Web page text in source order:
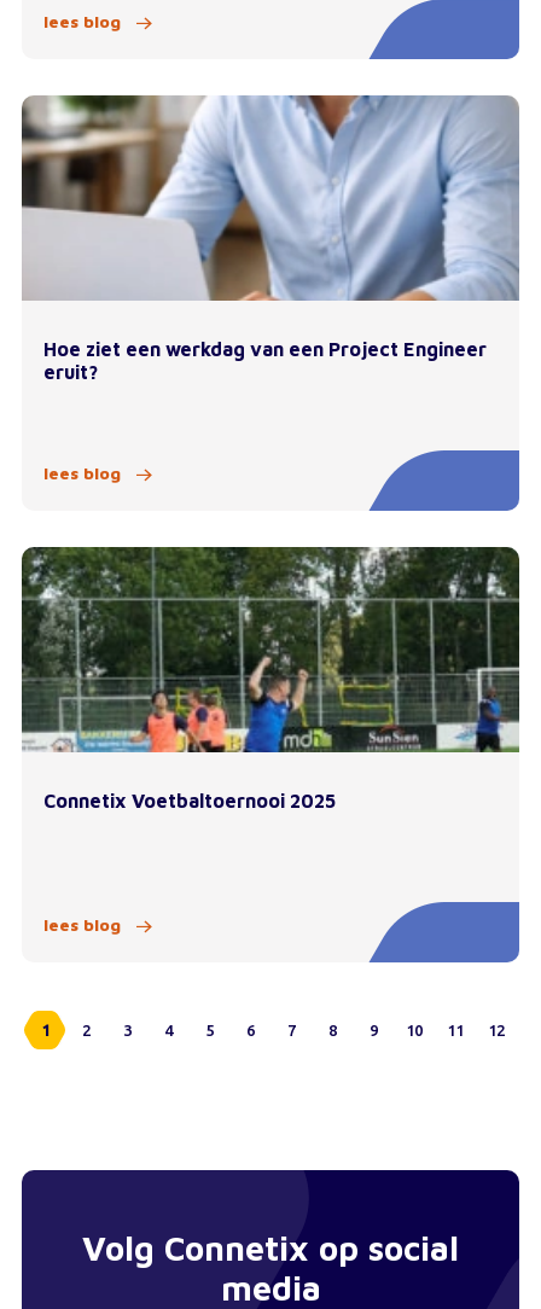
lees blog
Hoe ziet een werkdag van een Project Engineer
eruit?
lees blog
Connetix Voetbaltoernooi 2025
lees blog
1 2 3 4 5 6 7 8 9 10 11 12
Volg Connetix op social
media